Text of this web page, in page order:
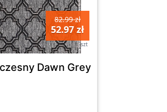
82.99 zł
52.97 zł
szt
Dawn Grey 120Cm